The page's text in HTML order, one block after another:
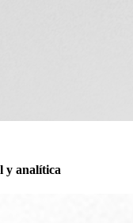
y analítica